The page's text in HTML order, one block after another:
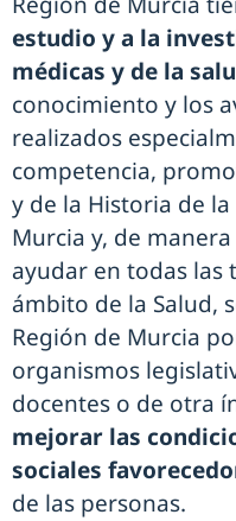
estudio y a la
médicas y de la
conocimiento y los
realizados
competencia,
y de la Historia de
Murcia y, de
ayudar en todas las
ámbito de la Salud,
Región de Murcia
organismos
docentes o de otra
mejorar las
sociales
de las personas.